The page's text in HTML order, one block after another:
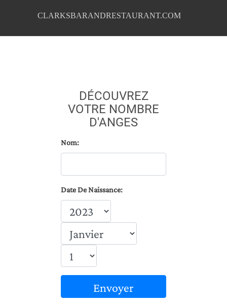
CLARKSBARANDRESTAURANT.COM
DÉCOUVREZ
VOTRE NOMBRE
D'ANGES
Nom:
Date De Naissance:
Envoyer